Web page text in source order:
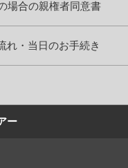
場合の親権者同意書
れ・当日のお手続き
ー